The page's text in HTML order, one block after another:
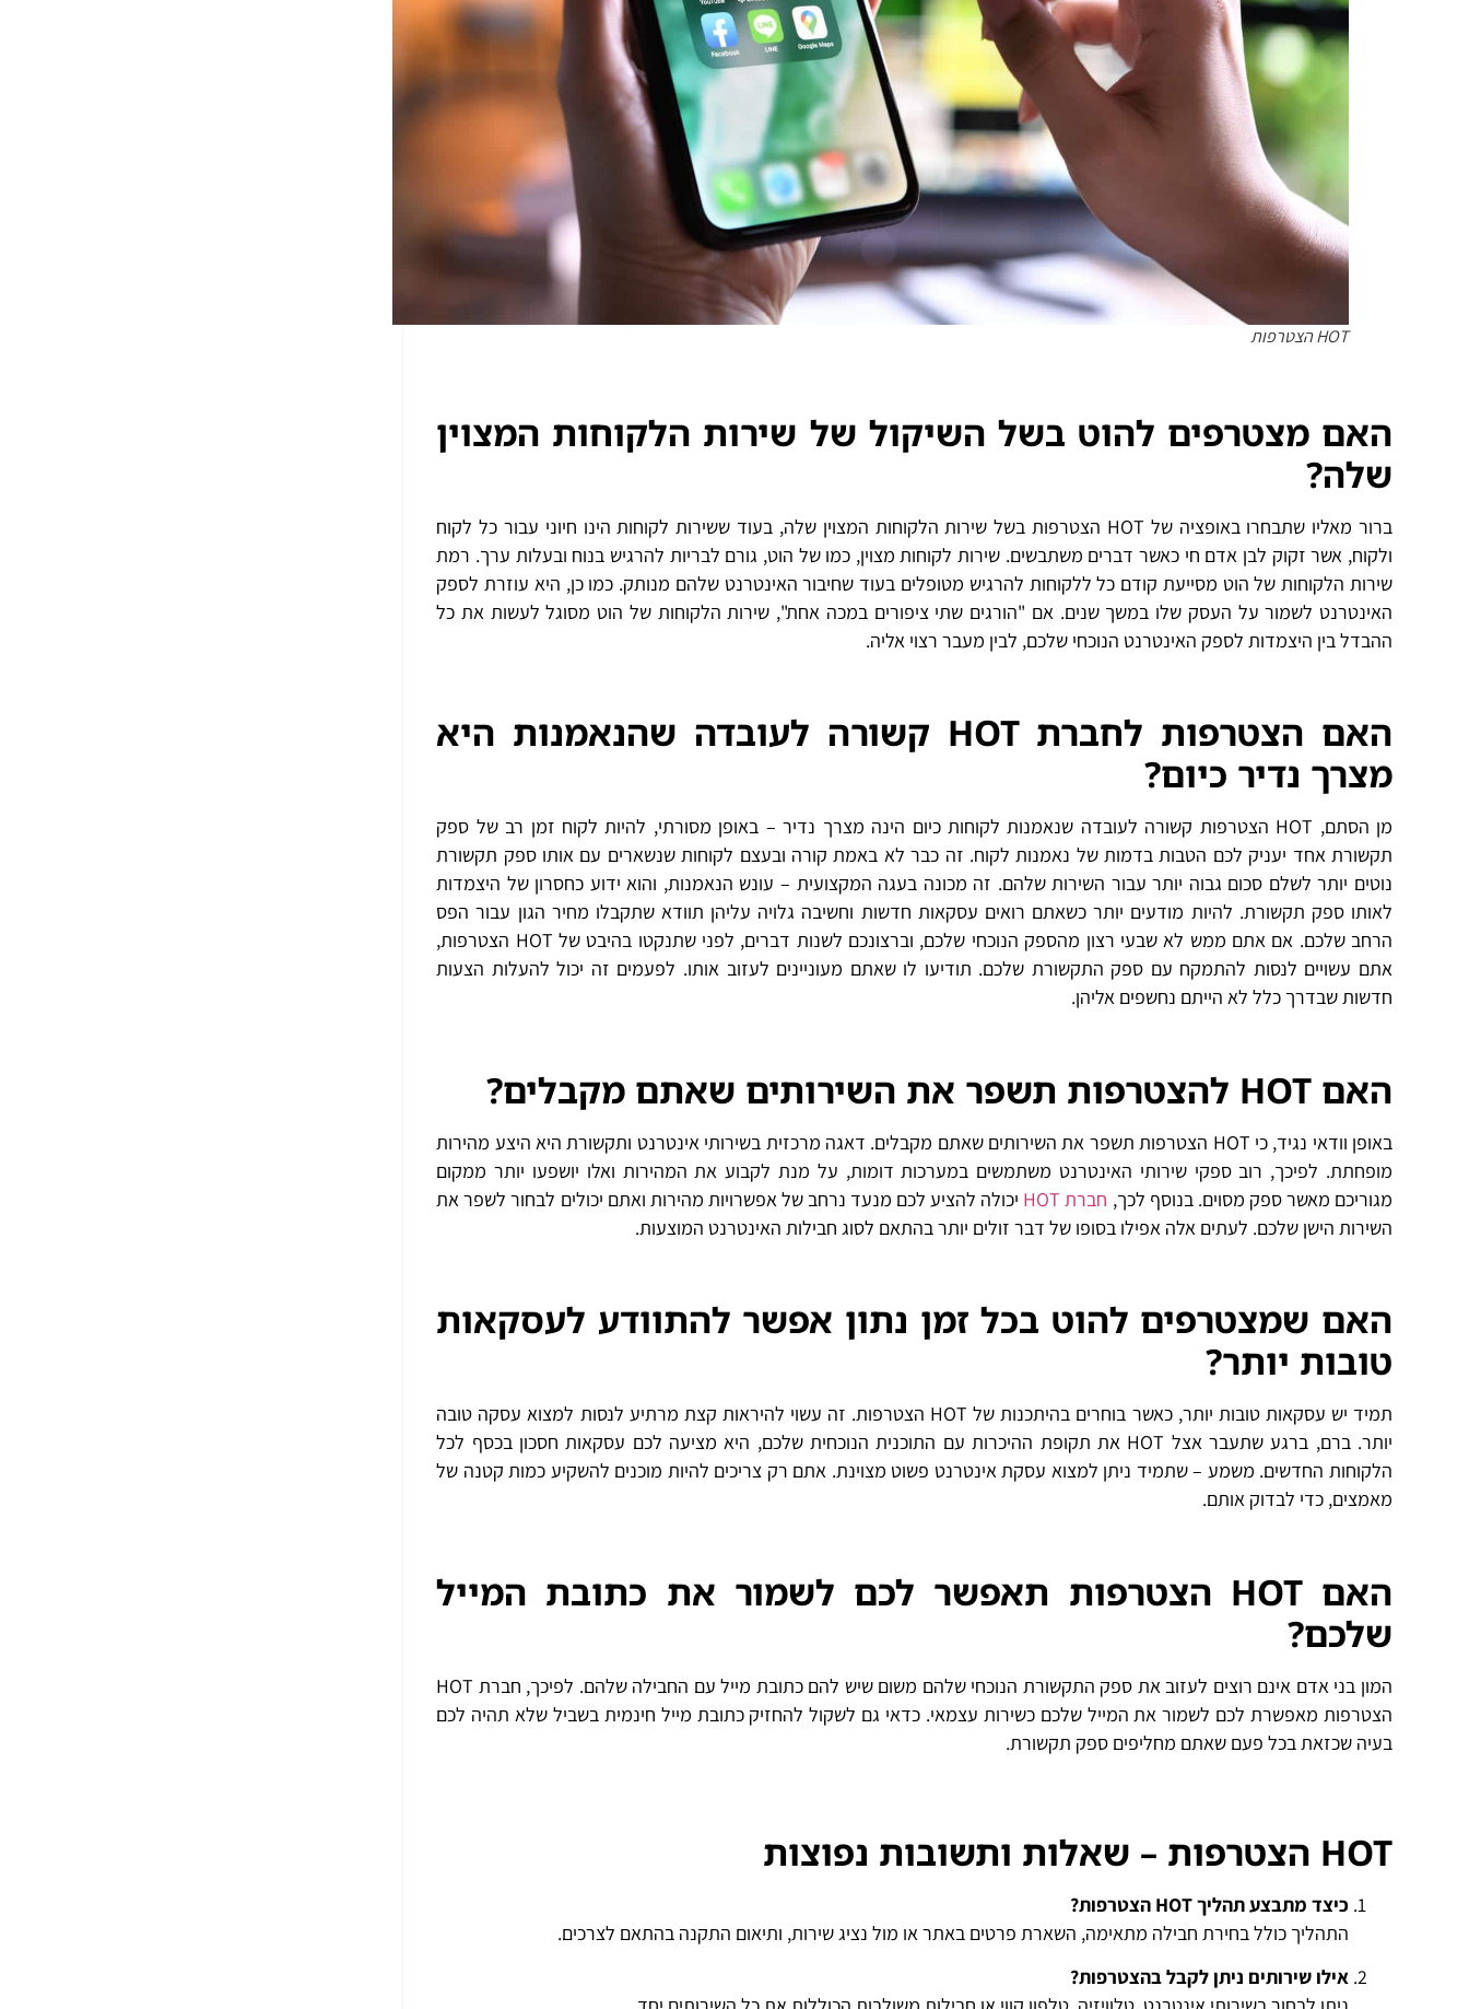
HOT הצטרפות
האם מצטרפים להוט בשל השיקול של שירות הלקוחות המצוין
שלה?
ברור מאליו שתבחרו באופציה של HOT הצטרפות בשל שירות הלקוחות המצוין שלה, בעוד ששירות לקוחות הינו חיוני עבור כל לקוח
ולקוח, אשר זקוק לבן אדם חי כאשר דברים משתבשים. שירות לקוחות מצוין, כמו של הוט, גורם לבריות להרגיש בנוח ובעלות ערך. רמת
שירות הלקוחות של הוט מסייעת קודם כל ללקוחות להרגיש מטופלים בעוד שחיבור האינטרנט שלהם מנותק. כמו כן, היא עוזרת לספק
האינטרנט לשמור על העסק שלו במשך שנים. אם "הורגים שתי ציפורים במכה אחת", שירות הלקוחות של הוט מסוגל לעשות את כל
ההבדל בין היצמדות לספק האינטרנט הנוכחי שלכם, לבין מעבר רצוי אליה.
האם הצטרפות לחברת HOT קשורה לעובדה שהנאמנות היא
מצרך נדיר כיום?
מן הסתם, HOT הצטרפות קשורה לעובדה שנאמנות לקוחות כיום הינה מצרך נדיר – באופן מסורתי, להיות לקוח זמן רב של ספק
תקשורת אחד יעניק לכם הטבות בדמות של נאמנות לקוח. זה כבר לא באמת קורה ובעצם לקוחות שנשארים עם אותו ספק תקשורת
נוטים יותר לשלם סכום גבוה יותר עבור השירות שלהם. זה מכונה בעגה המקצועית – עונש הנאמנות, והוא ידוע כחסרון של היצמדות
לאותו ספק תקשורת. להיות מודעים יותר כשאתם רואים עסקאות חדשות וחשיבה גלויה עליהן תוודא שתקבלו מחיר הגון עבור הפס
הרחב שלכם. אם אתם ממש לא שבעי רצון מהספק הנוכחי שלכם, וברצונכם לשנות דברים, לפני שתנקטו בהיבט של HOT הצטרפות,
אתם עשויים לנסות להתמקח עם ספק התקשורת שלכם. תודיעו לו שאתם מעוניינים לעזוב אותו. לפעמים זה יכול להעלות הצעות
חדשות שבדרך כלל לא הייתם נחשפים אליהן.
האם HOT להצטרפות תשפר את השירותים שאתם מקבלים?
באופן וודאי נגיד, כי HOT הצטרפות תשפר את השירותים שאתם מקבלים. דאגה מרכזית בשירותי אינטרנט ותקשורת היא היצע מהירות
מופחתת. לפיכך, רוב ספקי שירותי האינטרנט משתמשים במערכות דומות, על מנת לקבוע את המהירות ואלו יושפעו יותר ממקום
מגוריכם מאשר ספק מסוים. בנוסף לכך, חברת HOT
יכולה להציע לכם מנעד נרחב של אפשרויות מהירות ואתם יכולים לבחור לשפר את
השירות הישן שלכם. לעתים אלה אפילו בסופו של דבר זולים יותר בהתאם לסוג חבילות האינטרנט המוצעות.
האם שמצטרפים להוט בכל זמן נתון אפשר להתוודע לעסקאות
טובות יותר?
תמיד יש עסקאות טובות יותר, כאשר בוחרים בהיתכנות של HOT הצטרפות. זה עשוי להיראות קצת מרתיע לנסות למצוא עסקה טובה
יותר. ברם, ברגע שתעבר אצל HOT את תקופת ההיכרות עם התוכנית הנוכחית שלכם, היא מציעה לכם עסקאות חסכון בכסף לכל
הלקוחות החדשים. משמע – שתמיד ניתן למצוא עסקת אינטרנט פשוט מצוינת. אתם רק צריכים להיות מוכנים להשקיע כמות קטנה של
מאמצים, כדי לבדוק אותם.
האם HOT הצטרפות תאפשר לכם לשמור את כתובת המייל
שלכם?
המון בני אדם אינם רוצים לעזוב את ספק התקשורת הנוכחי שלהם משום שיש להם כתובת מייל עם החבילה שלהם. לפיכך, חברת HOT
הצטרפות מאפשרת לכם לשמור את המייל שלכם כשירות עצמאי. כדאי גם לשקול להחזיק כתובת מייל חינמית בשביל שלא תהיה לכם
בעיה שכזאת בכל פעם שאתם מחליפים ספק תקשורת.
HOT הצטרפות – שאלות ותשובות נפוצות
כיצד מתבצע תהליך HOT הצטרפות?
התהליך כולל בחירת חבילה מתאימה, השארת פרטים באתר או מול נציג שירות, ותיאום התקנה בהתאם לצרכים.
אילו שירותים ניתן לקבל בהצטרפות?